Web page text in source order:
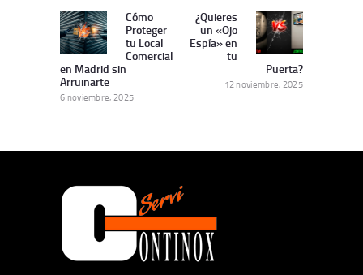
de
entradas
Publicación
Anterior:
Cómo
Proteger
tu Local
Comercial
en Madrid sin
Arruinarte
6 noviembre, 2025
Siguiente
publicación:
¿Quieres
un «Ojo
Espía» en
tu
Puerta?
12 noviembre, 2025